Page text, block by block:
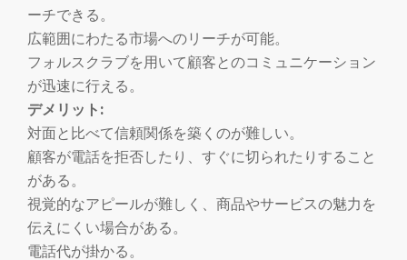
ーチできる。
広範囲にわたる市場へのリーチが可能。
フォルスクラブを用いて顧客とのコミュニケーション
が迅速に行える。
デメリット:
対面と比べて信頼関係を築くのが難しい。
顧客が電話を拒否したり、すぐに切られたりすること
がある。
視覚的なアピールが難しく、商品やサービスの魅力を
伝えにくい場合がある。
電話代が掛かる。